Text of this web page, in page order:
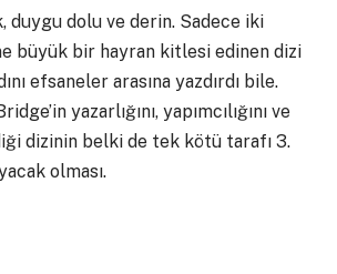
duygu dolu ve derin. Sadece iki
büyük bir hayran kitlesi edinen dizi
efsaneler arasına yazdırdı bile.
yazarlığını, yapımcılığını ve
dizinin belki de tek kötü tarafı 3.
olması.